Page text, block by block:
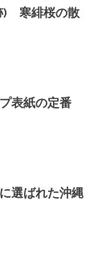
) 寒緋桜の散
表紙の定番
選ばれた沖縄